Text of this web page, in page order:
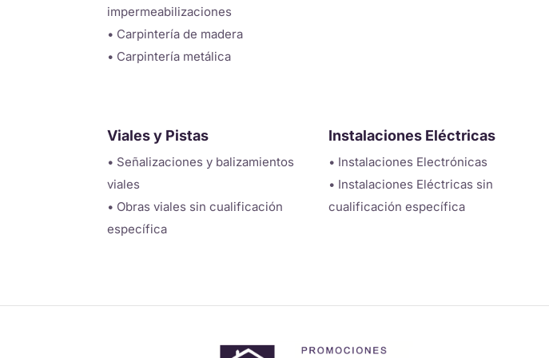
impermeabilizaciones
• Carpintería de madera
• Carpintería metálica
Viales y Pistas
• Señalizaciones y balizamientos
viales
• Obras viales sin cualificación
específica
Instalaciones Eléctricas
• Instalaciones Electrónicas
• Instalaciones Eléctricas sin
cualificación específica